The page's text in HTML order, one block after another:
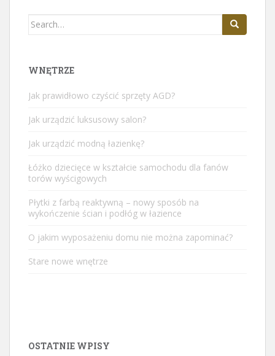
Search
WNĘTRZE
Jak prawidłowo czyścić sprzęty AGD?
Jak urządzić luksusowy salon?
Jak urządzić modną łazienkę?
Łóżko dziecięce w kształcie samochodu dla fanów
torów wyścigowych
Płytki z farbą reaktywną – nowy sposób na
wykończenie ścian i podłóg w łazience
O jakim wyposażeniu domu nie można zapominać?
Stare nowe wnętrze
OSTATNIE WPISY